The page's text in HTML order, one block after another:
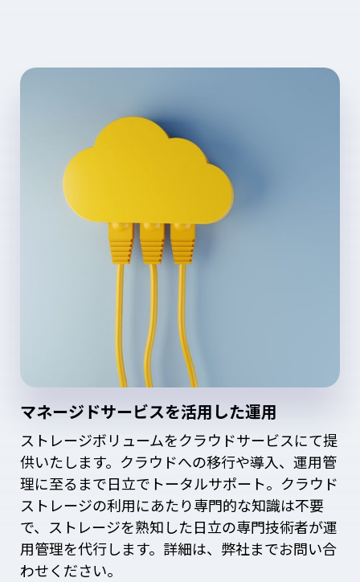
マネージドサービスを活用した運用
ストレージボリュームをクラウドサービスにて提
供いたします。クラウドへの移行や導入、運用管
理に至るまで日立でトータルサポート。クラウド
ストレージの利用にあたり専門的な知識は不要
で、ストレージを熟知した日立の専門技術者が運
用管理を代行します。詳細は、弊社までお問い合
わせください。